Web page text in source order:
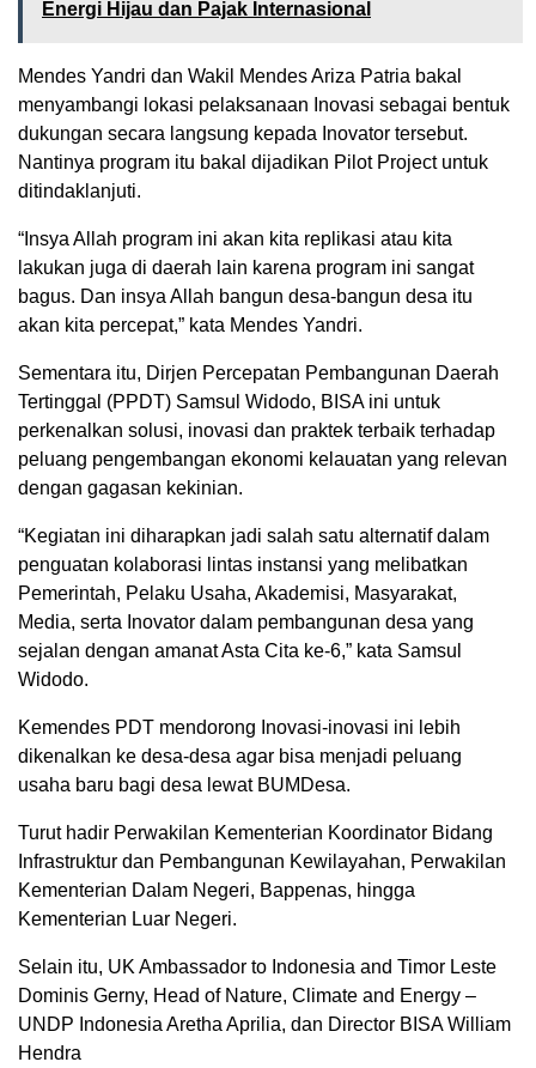
Energi Hijau dan Pajak Internasional
Mendes Yandri dan Wakil Mendes Ariza Patria bakal
menyambangi lokasi pelaksanaan Inovasi sebagai bentuk
dukungan secara langsung kepada Inovator tersebut.
Nantinya program itu bakal dijadikan Pilot Project untuk
ditindaklanjuti.
“Insya Allah program ini akan kita replikasi atau kita
lakukan juga di daerah lain karena program ini sangat
bagus. Dan insya Allah bangun desa-bangun desa itu
akan kita percepat,” kata Mendes Yandri.
Sementara itu, Dirjen Percepatan Pembangunan Daerah
Tertinggal (PPDT) Samsul Widodo, BISA ini untuk
perkenalkan solusi, inovasi dan praktek terbaik terhadap
peluang pengembangan ekonomi kelauatan yang relevan
dengan gagasan kekinian.
“Kegiatan ini diharapkan jadi salah satu alternatif dalam
penguatan kolaborasi lintas instansi yang melibatkan
Pemerintah, Pelaku Usaha, Akademisi, Masyarakat,
Media, serta Inovator dalam pembangunan desa yang
sejalan dengan amanat Asta Cita ke-6,” kata Samsul
Widodo.
Kemendes PDT mendorong Inovasi-inovasi ini lebih
dikenalkan ke desa-desa agar bisa menjadi peluang
usaha baru bagi desa lewat BUMDesa.
Turut hadir Perwakilan Kementerian Koordinator Bidang
Infrastruktur dan Pembangunan Kewilayahan, Perwakilan
Kementerian Dalam Negeri, Bappenas, hingga
Kementerian Luar Negeri.
Selain itu, UK Ambassador to Indonesia and Timor Leste
Dominis Gerny, Head of Nature, Climate and Energy –
UNDP Indonesia Aretha Aprilia, dan Director BISA William
Hendra